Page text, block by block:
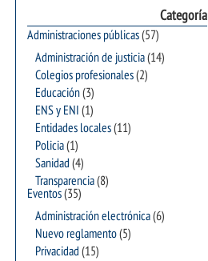
Categoría
Administraciones públicas(57)
Administración de justicia(14)
Colegios profesionales(2)
Educación(3)
ENS y ENI (1)
Entidades locales(11)
Policia(1)
Sanidad (4)
Transparencia(8)
Eventos(35)
Administración electrónica(6)
Nuevo reglamento(5)
Privacidad (15)